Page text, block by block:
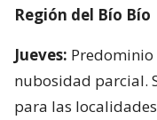
Región del Bío Bío
Jueves: Predominio
nubosidad parcial.
para las